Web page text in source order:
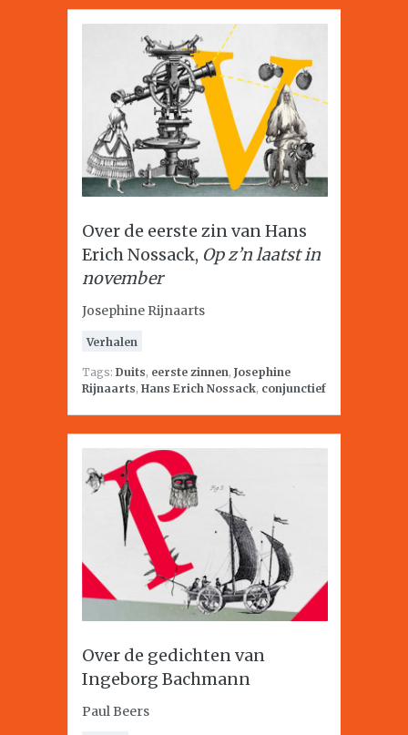
Over de eerste zin van Hans
Erich Nossack, Op z’n laatst in
november
Josephine Rijnaarts
Verhalen
Tags: Duits, eerste zinnen, Josephine
Rijnaarts, Hans Erich Nossack, conjunctief
Over de gedichten van
Ingeborg Bachmann
Paul Beers